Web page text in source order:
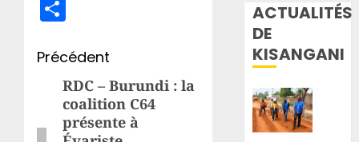
Navigation
d’article
Précédent
Article
précédent:
RDC – Burundi : la
coalition C64
présente à
ACTUALITÉS
DE
KISANGANI